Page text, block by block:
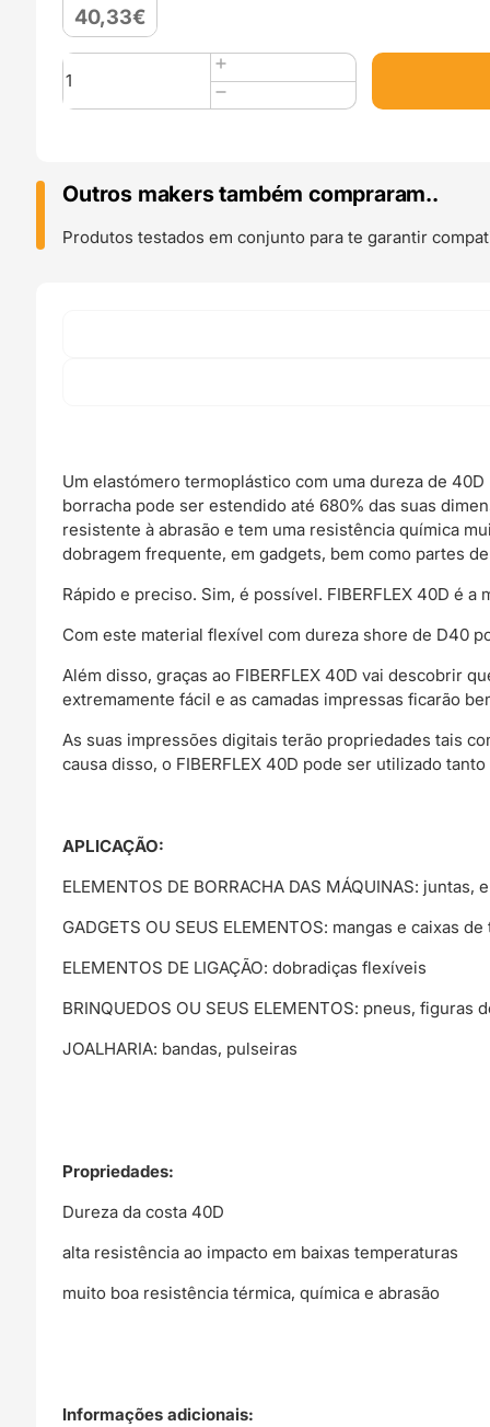
40,33€
Quantidade
de
FIBERFLEX
Purple
-
Fiberlogy
Outros makers também compraram..
Produtos testados em conjunto para te garantir
Um elastómero termoplástico com uma dureza de
borracha pode ser estendido até 680% das suas
resistente à abrasão e tem uma resistência química
dobragem frequente, em gadgets, bem como partes
Rápido e preciso. Sim, é possível. FIBERFLEX 40D é a
Com este material flexível com dureza shore de D40
Além disso, graças ao FIBERFLEX 40D vai descobrir
extremamente fácil e as camadas impressas ficarão
As suas impressões digitais terão propriedades tais
causa disso, o FIBERFLEX 40D pode ser utilizado
APLICAÇÃO:
ELEMENTOS DE BORRACHA DAS MÁQUINAS:
GADGETS OU SEUS ELEMENTOS: mangas e caixas
ELEMENTOS DE LIGAÇÃO: dobradiças flexíveis
BRINQUEDOS OU SEUS ELEMENTOS: pneus, figuras
JOALHARIA: bandas, pulseiras
Propriedades:
Dureza da costa 40D
alta resistência ao impacto em baixas temperaturas
muito boa resistência térmica, química e abrasão
Informações adicionais: